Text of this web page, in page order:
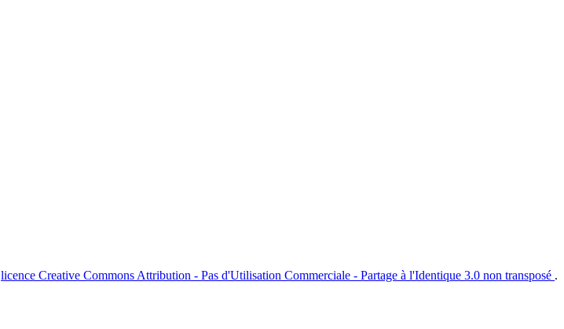
licence Creative Commons Attribution - Pas d'Utilisation Commerciale - Partage à l'Identique 3.0 non transposé .